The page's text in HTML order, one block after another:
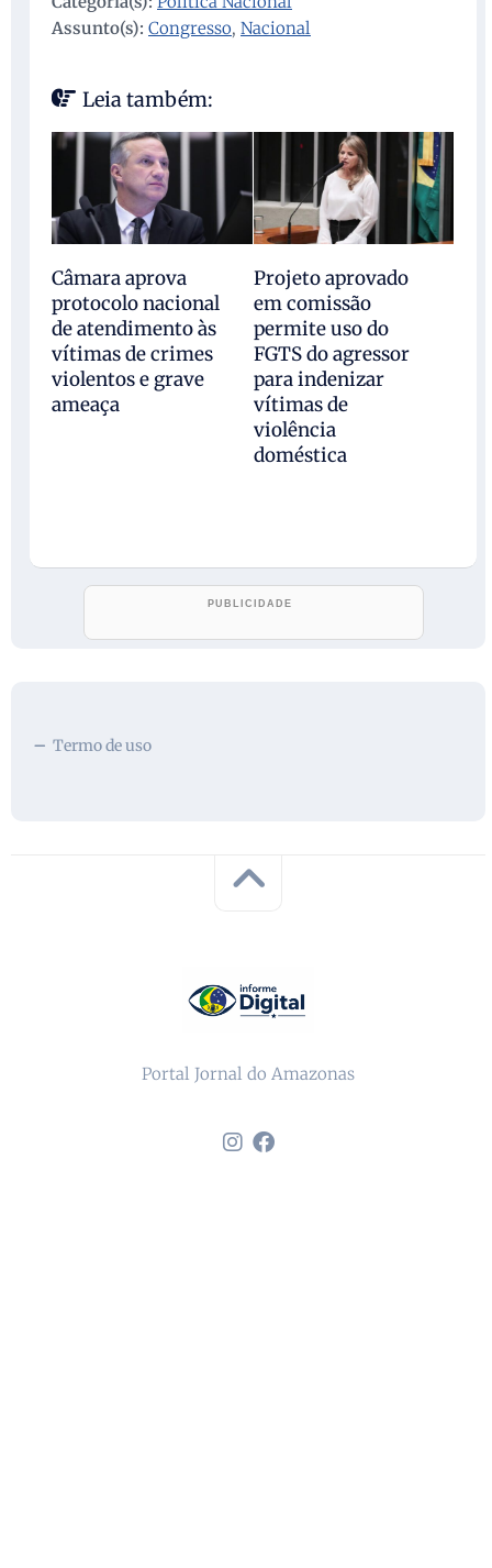
Assunto(s): Congresso, Nacional
Leia também:
Câmara aprova
protocolo nacional
de atendimento às
vítimas de crimes
violentos e grave
ameaça
Projeto aprovado
em comissão
permite uso do
FGTS do agressor
para indenizar
vítimas de
violência
doméstica
Termo de uso
Portal Jornal do Amazonas